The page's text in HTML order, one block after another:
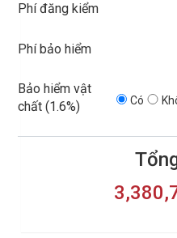
Phí đăng kiểm
Phí bảo hiểm
Bảo hiểm vật
chất (1.6%) Có